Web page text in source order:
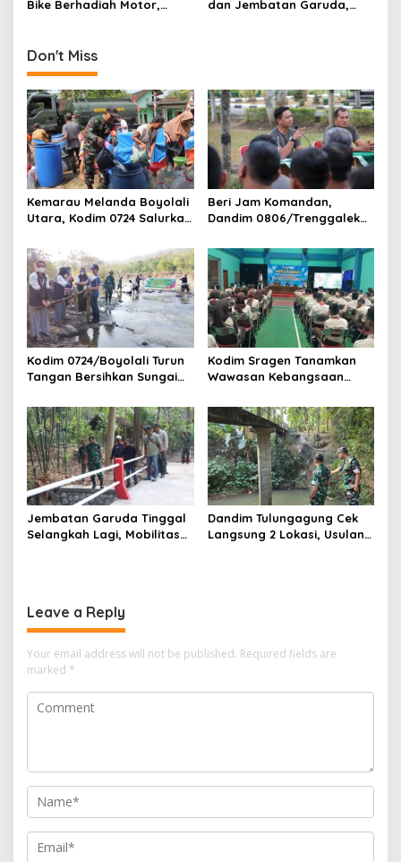
Bike Berhadiah Motor,
dan Jembatan Garuda,
Don't Miss
Kemarau Melanda Boyolali
Utara, Kodim 0724 Salurkan
Beri Jam Komandan,
Dandim 0806/Trenggalek
Kodim 0724/Boyolali Turun
Tangan Bersihkan Sungai
Kodim Sragen Tanamkan
Wawasan Kebangsaan
Pelajar Tentang Hal Ini
Jembatan Garuda Tinggal
Selangkah Lagi, Mobilitas
Dandim Tulungagung Cek
Langsung 2 Lokasi, Usulan
Leave a Reply
Your email address will not be published. Required fields are
marked *